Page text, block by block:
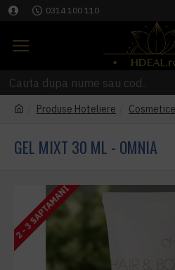
0314 100 110
Produse Hoteliere
GEL MIXT 30 ML - OMNIA
2 - 3 SAPTAMANI